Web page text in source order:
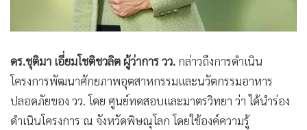
ดร.ชุติมา เอี่ยมโชติชวลิต ผู้ว่าการ วว. กล่าวถึงการดำเนิน
โครงการพัฒนาศักยภาพอุตสาหกรรมและนวัตกรรมอาหาร
ปลอดภัยของ วว. โดย ศูนย์ทดสอบและมาตรวิทยา ว่า ได้นำร่อง
ดำเนินโครงการ ณ จังหวัดพิษณุโลก โดยใช้องค์ความรู้